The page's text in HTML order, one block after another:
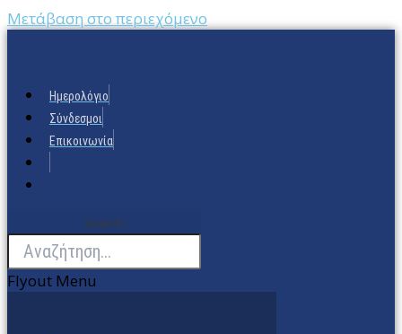
Μετάβαση στο περιεχόμενο
Ημερολόγιο
Σύνδεσμοι
Επικοινωνία
Search
Flyout Menu